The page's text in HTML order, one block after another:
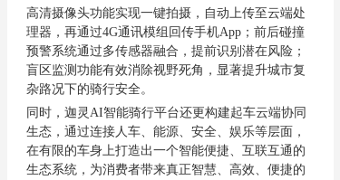
高清摄像头功能实现一键拍摄，自动上传至云端处
理器，再通过4G通讯模组回传手机App；前后碰撞
预警系统通过多传感器融合，提前识别潜在风险；
盲区监测功能有效消除视野死角，显著提升城市复
杂路况下的骑行安全。
同时，迦灵 AI智能骑行平台还更构建起车云端协同
生态，通过连接人车、能源、安全、娱乐等层面，
在有限的车身上打造出一个智能便捷、互联互通的
生态系统，为消费者带来真正智慧、高效、便捷的